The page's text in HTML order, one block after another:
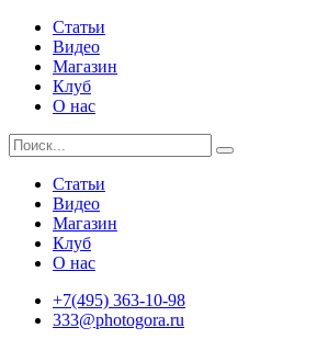
Статьи
Видео
Магазин
Клуб
О нас
Статьи
Видео
Магазин
Клуб
О нас
+7(495) 363-10-98
333@photogora.ru